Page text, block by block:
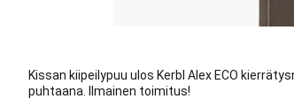
Kissan kiipeilypuu ulos Kerbl Alex ECO
puhtaana. Ilmainen toimitus!